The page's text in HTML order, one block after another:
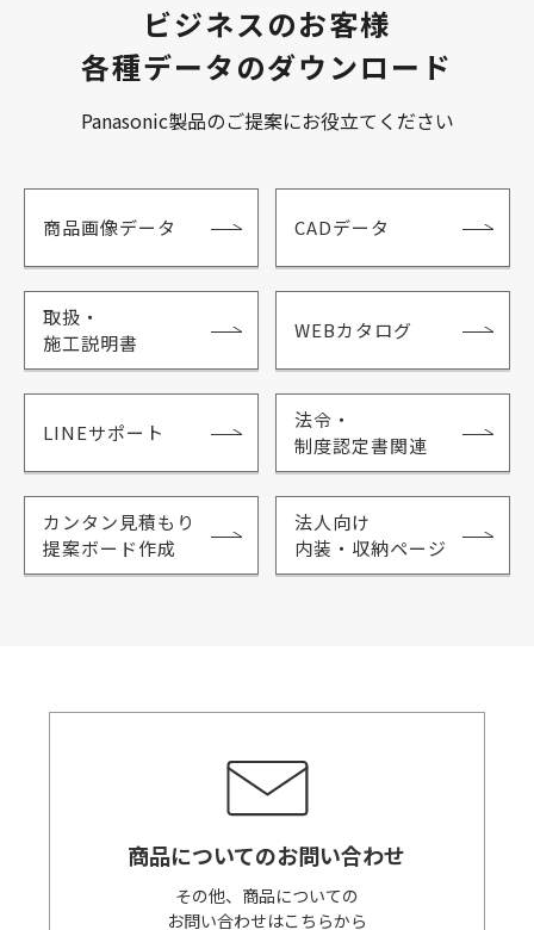
ビジネスのお客様
各種データのダウンロード
Panasonic製品のご提案にお役立てください
商品画像データ CADデータ
取扱・
施工説明書
WEBカタログ
LINEサポート
法令・
制度認定書関連
カンタン見積もり
提案ボード作成
法人向け
内装・収納ページ
商品についてのお問い合わせ
その他、商品についての
お問い合わせはこちらから